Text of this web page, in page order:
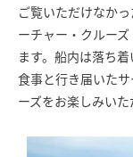
ご覧いただけなか
ーチャー・クルー
ます。船内は落ち
食事と行き届いた
ーズをお楽しみいた